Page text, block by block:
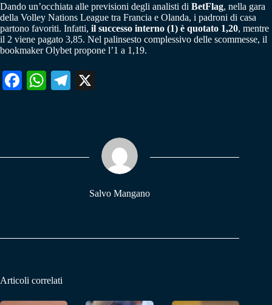
Dando un’occhiata alle previsioni degli analisti di BetFlag, nella gara
della Volley Nations League tra Francia e Olanda, i padroni di casa
partono favoriti. Infatti, il successo interno (1) è quotato 1,20, mentre
il 2 viene pagato 3,85. Nel palinsesto complessivo delle scommesse, il
bookmaker Olybet propone l’1 a 1,19.
Fa W
pp
Te
m
Salvo Mangano
Articoli correlati